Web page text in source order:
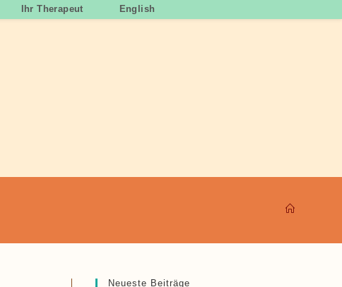
Ihr Therapeut English
Neueste Beiträge